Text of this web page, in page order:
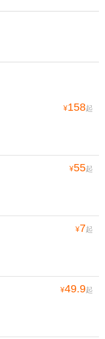
¥158起
¥55起
¥7起
¥49.9起